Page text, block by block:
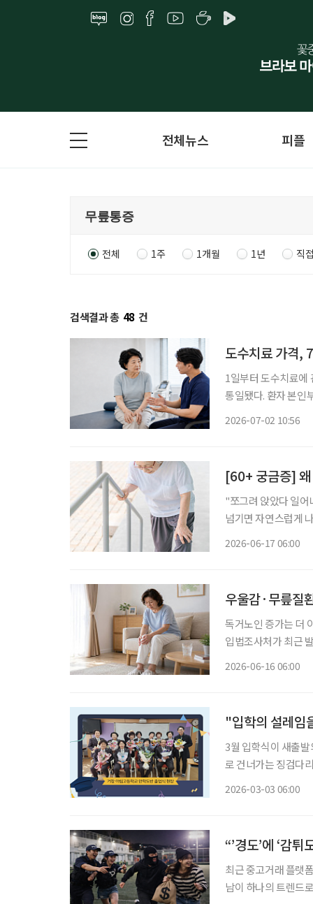
전체뉴스 피플
전체 1주 1개월 1년 직
검색결과 총 48 건
도수치료 가격,
1일부터 도수치료에
통일됐다. 환자 본인
2026-07-02 10:56
[60+ 궁금증] 왜
"쪼그려 앉았다 일어
넘기면 자연스럽게
2026-06-17 06:00
우울감·무릎질
독거노인 증가는 더
입법조사처가 최근
2026-06-16 06:00
"입학의 설레임
3월 입학식이 새출발
로 건너가는 징검다
2026-03-03 06:00
“’경도’에 ‘감
최근 중고거래 플랫
남이 하나의 트렌드